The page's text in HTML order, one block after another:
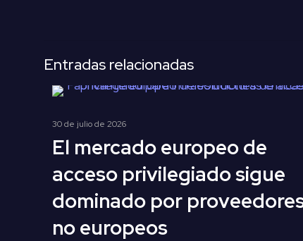
Entradas relacionadas
30 de julio de 2026
El mercado europeo de
acceso privilegiado sigue
dominado por
no europeos